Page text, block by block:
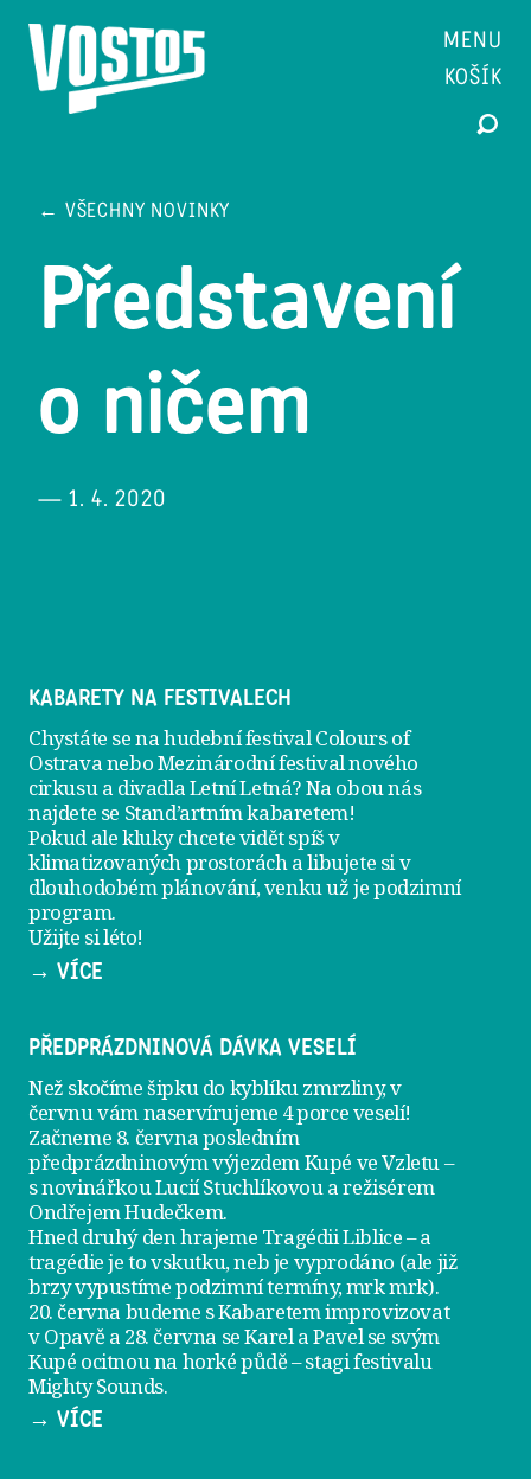
MENU
KOŠÍK
← VŠECHNY NOVINKY
Představení
o ničem
— 1. 4. 2020
KABARETY NA FESTIVALECH
Chystáte se na hudební festival Colours of
Ostrava nebo Mezinárodní festival nového
cirkusu a divadla Letní Letná? Na obou nás
najdete se Stand’artním kabaretem!
Pokud ale kluky chcete vidět spíš v
klimatizovaných prostorách a libujete si v
dlouhodobém plánování, venku už jepodzimní
program.
Užijte si léto!
→ VÍCE
PŘEDPRÁZDNINOVÁ DÁVKA VESELÍ
Než skočíme šipku do kyblíku zmrzliny, v
červnu vám naservírujeme 4 porce veselí!
Začneme 8. června posledním
předprázdninovým výjezdemKupé ve Vzletu–
s novinářkou Lucií Stuchlíkovou a režisérem
Ondřejem Hudečkem.
Hned druhý den hrajeme Tragédii Liblice– a
tragédie je to vskutku, neb je vyprodáno (ale již
brzy vypustíme podzimní termíny, mrk mrk).
20. června budeme s Kabaretem improvizovat
v Opavě a 28. června se Karel a Pavel se svým
Kupé ocitnou na horké půdě – stagi festivalu
Mighty Sounds.
→ VÍCE